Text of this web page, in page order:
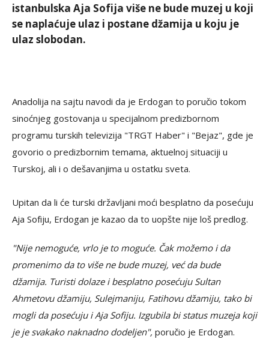
istanbulska Aja Sofija više ne bude muzej u koji
se naplaćuje ulaz i postane džamija u koju je
ulaz slobodan.
Anadolija na sajtu navodi da je Erdogan to poručio tokom
sinoćnjeg gostovanja u specijalnom predizbornom
programu turskih televizija "TRGT Haber" i "Bejaz", gde je
govorio o predizbornim temama, aktuelnoj situaciji u
Turskoj, ali i o dešavanjima u ostatku sveta.
Upitan da li će turski državljani moći besplatno da posećuju
Aja Sofiju, Erdogan je kazao da to uopšte nije loš predlog.
"Nije nemoguće, vrlo je to moguće. Čak možemo i da
promenimo da to više ne bude muzej, već da bude
džamija. Turisti dolaze i besplatno posećuju Sultan
Ahmetovu džamiju, Sulejmaniju, Fatihovu džamiju, tako bi
mogli da posećuju i Aja Sofiju. Izgubila bi status muzeja koji
je je svakako naknadno dodeljen", poručio je Erdogan.